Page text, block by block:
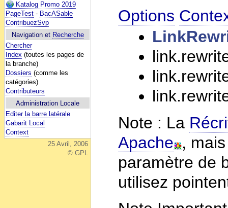
Katalog Promo 2019
PageTest - BacASable
ContribuezSvp
Navigation et Recherche
Chercher
Index (toutes les pages de
la branche)
Dossiers (comme les
catégories)
Contributeurs
Administration Locale
Editer la barre latérale
Gabarit Local
Context
25 Avril, 2006
© GPL
Options
Note : La
Apache ,
paramètre de
utilisez